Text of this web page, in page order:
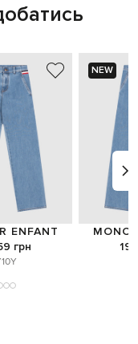
ENFANT
грн
10Y
NEW
19